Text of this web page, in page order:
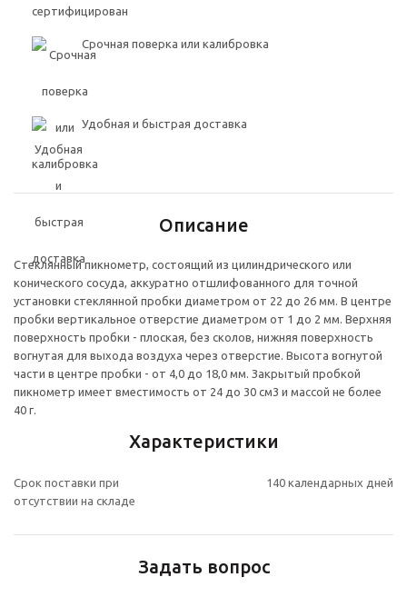
Срочная поверка или калибровка
Удобная и быстрая доставка
Описание
Стеклянный пикнометр, состоящий из цилиндрического или
конического сосуда, аккуратно отшлифованного для точной
установки стеклянной пробки диаметром от 22 до 26 мм. В центре
пробки вертикальное отверстие диаметром от 1 до 2 мм. Верхняя
поверхность пробки - плоская, без сколов, нижняя поверхность
вогнутая для выхода воздуха через отверстие. Высота вогнутой
части в центре пробки - от 4,0 до 18,0 мм. Закрытый пробкой
пикнометр имеет вместимость от 24 до 30 см3 и массой не более
40 г.
Характеристики
Срок поставки при
отсутствии на складе
140 календарных дней
Задать вопрос